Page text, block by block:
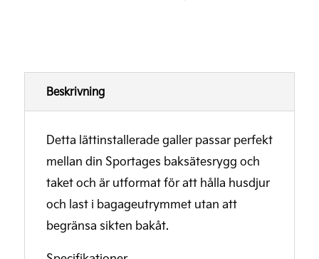
Beskrivning
Detta lättinstallerade galler passar perfekt
mellan din Sportages baksätesrygg och
taket och är utformat för att hålla husdjur
och last i bagageutrymmet utan att
begränsa sikten bakåt.